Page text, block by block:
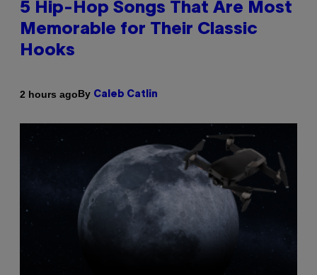
5 Hip-Hop Songs That Are Most
Memorable for Their Classic
Hooks
2 hours agoBy Caleb Catlin